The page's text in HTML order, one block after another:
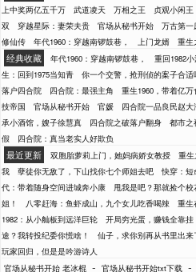
上中奖两亿五千万
武道凌天 万相之王 贞观小闲王
双
穿越星际：妻荣夫贵 官场从秘书开始 万古第一
修仙传
年代1960：穿越南锣鼓巷， 上门龙婿 重生
经典收藏 年代1960：穿越南锣鼓巷， 重回1982
生：回到1975当知青
你一个交警，抢刑侦的案子合适
落户四合院
四合院：最强主角 重生1960，带着亿
技帝国
官场从秘书开始 官媛 四合院一品良民赵大
承小酒馆，嫂子徐慧真
四合院之破落户翻身 都市之
假
四合院：真当老实人好欺负
最近更新 双胞胎萝莉上门，她妈病娇女教授 重
我
孽徒你无敌了，下山找你七个师姐去吧 快穿：短
代：带着随身空间进城奔小康
甩我是吧？那就捡个
姐！
八零赶海：鱼虾成山，九个女儿吃香喝辣 重生
1982：从小舢板到远洋巨轮
开局穷光蛋，赚钱全靠挂
途？我转投纪委你慌啥！
仙子，求你别再从书里出来
玩家回归，但是是吟游诗人
官场从秘书开始 老冰棍 - 官场从秘书开始txt下载 -